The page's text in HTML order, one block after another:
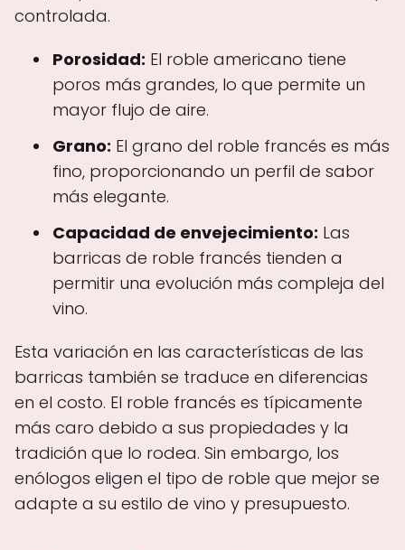
controlada.
Porosidad: El roble americano tiene
poros más grandes, lo que permite un
mayor flujo de aire.
Grano: El grano del roble francés es más
fino, proporcionando un perfil de sabor
más elegante.
Capacidad de envejecimiento: Las
barricas de roble francés tienden a
permitir una evolución más compleja del
vino.
Esta variación en las características de las
barricas también se traduce en diferencias
en el costo. El roble francés es típicamente
más caro debido a sus propiedades y la
tradición que lo rodea. Sin embargo, los
enólogos eligen el tipo de roble que mejor se
adapte a su estilo de vino y presupuesto.